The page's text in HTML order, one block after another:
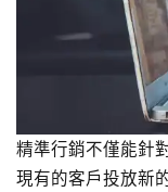
精準行銷不僅能針
現有的客戶投放新